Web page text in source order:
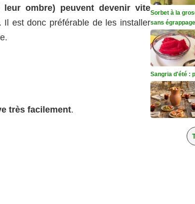
ombre) peuvent devenir vite
est donc préférable de les installer
très facilement.
Sorbet à la
sans égrappage
Sangria d'été :